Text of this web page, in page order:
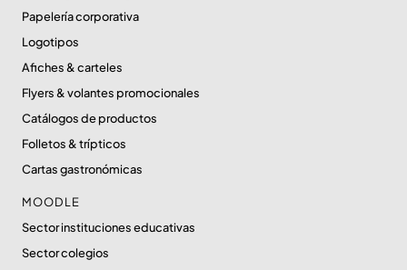
Papelería corporativa
Logotipos
Afiches & carteles
Flyers & volantes promocionales
Catálogos de productos
Folletos & trípticos
Cartas gastronómicas
MOODLE
Sector instituciones educativas
Sector colegios